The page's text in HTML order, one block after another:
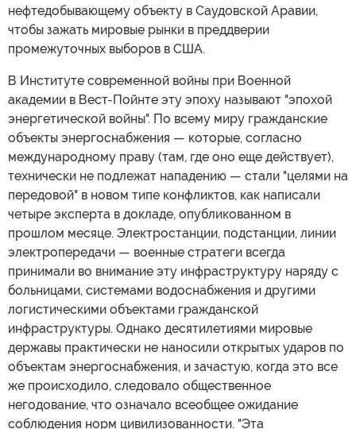
нефтедобывающему объекту в Саудовской Аравии,
чтобы зажать мировые рынки в преддверии
промежуточных выборов в США.
В Институте современной войны при Военной
академии в Вест-Пойнте эту эпоху называют "эпохой
энергетической войны". По всему миру гражданские
объекты энергоснабжения — которые, согласно
международному праву (там, где оно еще действует),
технически не подлежат нападению — стали "целями на
передовой" в новом типе конфликтов, как написали
четыре эксперта в докладе, опубликованном в
прошлом месяце. Электростанции, подстанции, линии
электропередачи — военные стратеги всегда
принимали во внимание эту инфраструктуру наряду с
больницами, системами водоснабжения и другими
логистическими объектами гражданской
инфраструктуры. Однако десятилетиями мировые
державы практически не наносили открытых ударов по
объектам энергоснабжения, и зачастую, когда это все
же происходило, следовало общественное
негодование, что означало всеобщее ожидание
соблюдения норм цивилизованности. "Эта